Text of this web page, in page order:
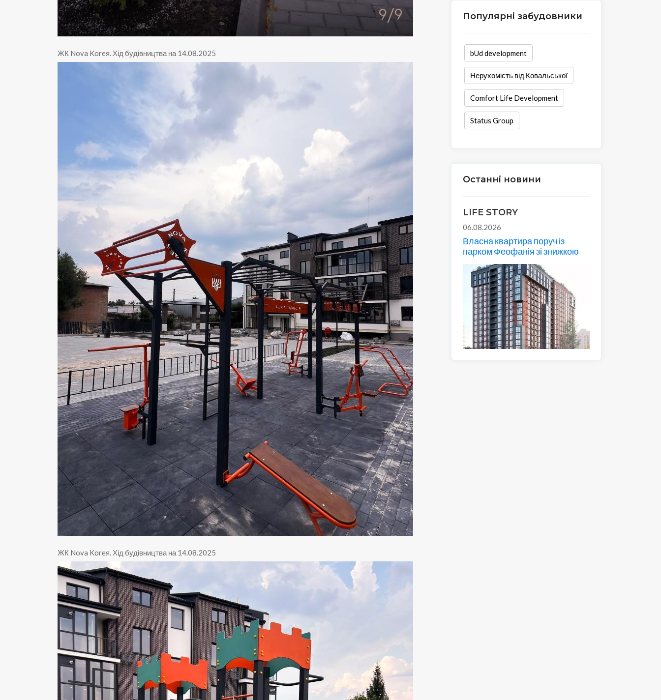
ЖК Nova Koreя. Хід будівництва на 14.08.2025
ЖК Nova Koreя. Хід будівництва на 14.08.2025
Популярні забудовники
bUd development
Нерухомість від Ковальської
Comfort Life Development
Status Group
Останні новини
LIFE STORY
06.08.2026
Власна квартира поруч із
парком Феофанія зі знижкою